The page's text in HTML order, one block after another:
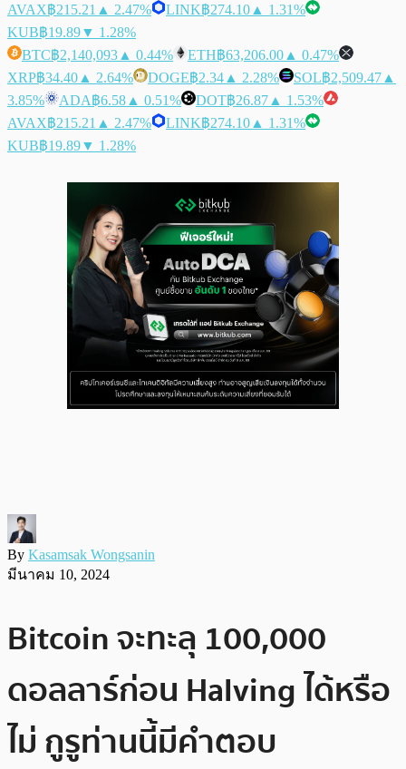
AVAX฿215.21 ▲ 2.47% LINK฿274.10 ▲ 1.31%
KUB฿19.89▼ 1.28%
BTC฿2,140,093 ▲ 0.44% ETH฿63,206.00 ▲ 0.47%
XRP฿34.40 ▲ 2.64% DOGE฿2.34 ▲ 2.28% SOL฿2,509.47 ▲
3.85%
ADA฿6.58 ▲ 0.51% DOT฿26.87 ▲ 1.53%
AVAX฿215.21 ▲ 2.47% LINK฿274.10 ▲ 1.31%
KUB฿19.89▼ 1.28%
By Kasamsak Wongsanin
มีนาคม 10, 2024
Bitcoin จะทะลุ 100,000
ดอลลาร์ก่อน Halving ได้หรือ
ไม่ กูรูท่านนี้มีคำตอบ